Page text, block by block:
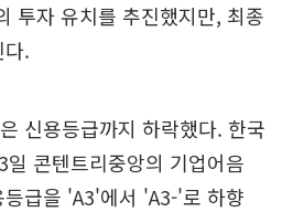
투자 유치를 추진했지만, 최종
.
신용등급까지 하락했다. 한국
콘텐트리중앙의 기업어음
급을 'A3'에서 'A3-'로 하향